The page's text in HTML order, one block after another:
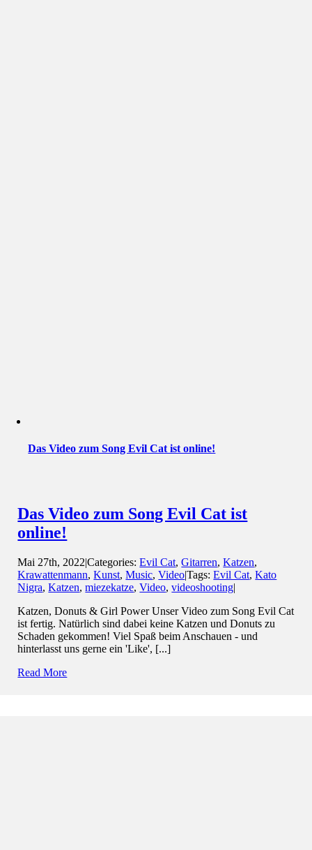
Das Video zum Song Evil Cat ist online!
Das Video zum Song Evil Cat ist
online!
Mai 27th, 2022|Categories:Evil Cat,Gitarren,Katzen,
Krawattenmann,Kunst,Music,Video|Tags:Evil Cat,Kato
Nigra,Katzen,miezekatze,Video,videoshooting|
Katzen, Donuts & Girl Power Unser Video zum Song Evil Cat
ist fertig. Natürlich sind dabei keine Katzen und Donuts zu
Schaden gekommen! Viel Spaß beim Anschauen - und
hinterlasst uns gerne ein 'Like', [...]
Read More